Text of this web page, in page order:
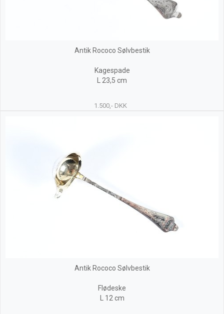
Antik Rococo Sølvbestik
Kagespade
L 23,5 cm
1.500,- DKK
Antik Rococo Sølvbestik
Flødeske
L 12 cm